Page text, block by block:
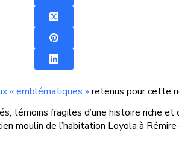
« emblématiques » retenus pour cette
fragiles d’une histoire riche et
moulin de l’habitation Loyola à